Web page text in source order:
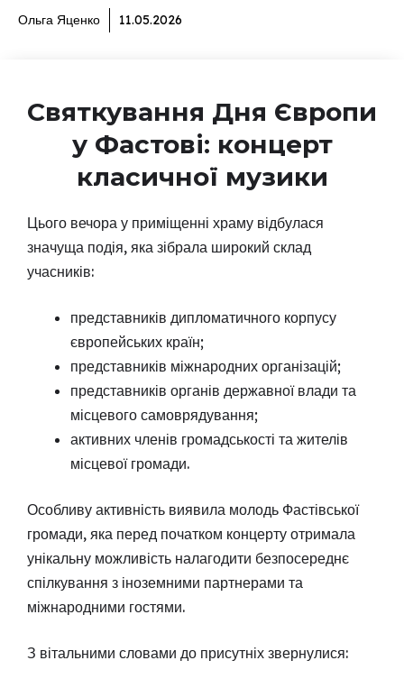
Ольга Яценко 11.05.2026
Святкування Дня Європи
у Фастові: концерт
класичної музики
Цього вечора у приміщенні храму відбулася
значуща подія, яка зібрала широкий склад
учасників:
представників дипломатичного корпусу
європейських країн;
представників міжнародних організацій;
представників органів державної влади та
місцевого самоврядування;
активних членів громадськості та жителів
місцевої громади.
Особливу активність виявила молодь Фастівської
громади, яка перед початком концерту отримала
унікальну можливість налагодити безпосереднє
спілкування з іноземними партнерами та
міжнародними гостями.
З вітальними словами до присутніх звернулися: